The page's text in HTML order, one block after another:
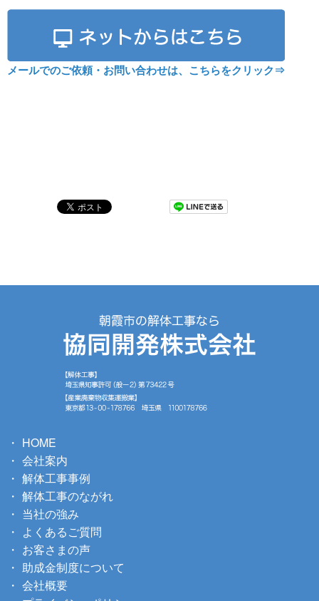
メールでのご依頼・お問い合わせは、こちらをクリック⇒
HOME
会社案内
解体工事事例
解体工事のながれ
当社の強み
よくあるご質問
お客さまの声
助成金制度について
会社概要